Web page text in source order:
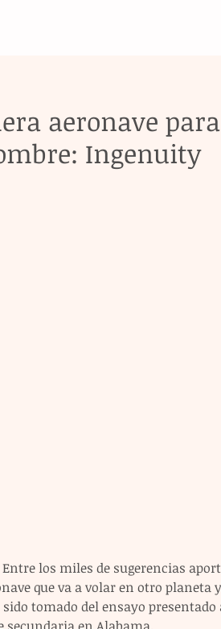
aeronave
Ingenuity
Entre los miles de sugerencias
que va a volar en otro planeta
tomado del ensayo presentado